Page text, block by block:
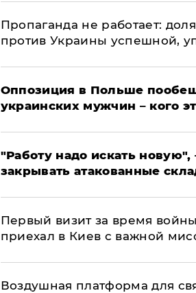
​Пропаганда не работает:
против Украины успешной,
Оппозиция в Польше
украинских мужчин – кого
"Работу надо искать
закрывать атакованные
Первый визит за время
приехал в Киев с важной
Воздушная платформа для